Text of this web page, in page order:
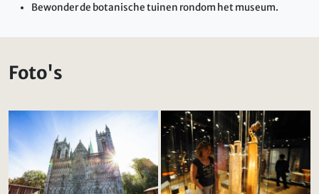
Bewonder de botanische tuinen rondom het museum.
Foto's